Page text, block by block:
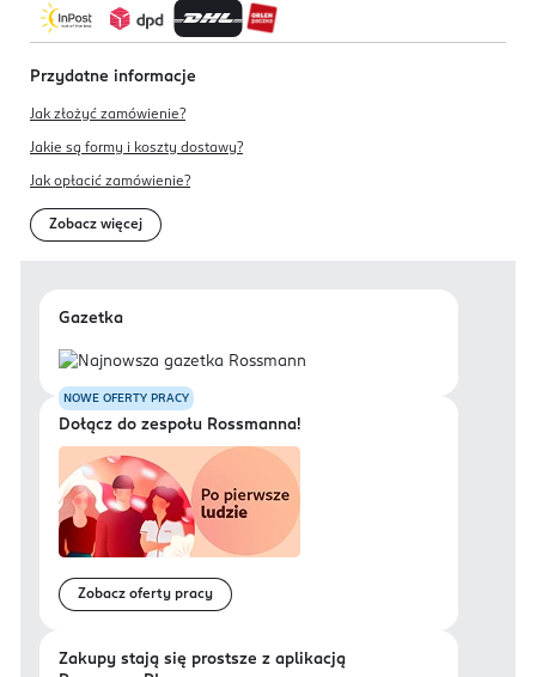
Przydatne informacje
Jak złożyć zamówienie?
Jakie są formy i koszty dostawy?
Jak opłacić zamówienie?
Zobacz więcej
Gazetka
NOWE OFERTY PRACY
Dołącz do zespołu Rossmanna!
Zobacz oferty pracy
Zakupy stają się prostsze z aplikacją